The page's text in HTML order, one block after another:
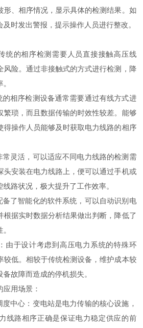
形、相序情况，显示具体的检测结果。如
时发出警报，提示操作人员进行整改。
的相序检测需要人员直接接触高压线
风险。通过非接触式的方式进行检测，降
相序检测设备通常需要通过有线方式进
繁琐，而且数据传输的时效性较差。能够
得操作人员能够及时获取电力线路的相序
灵活，可以适应不同电力线路的检测需
头安装在电力线路上，便可以通过手机或
路状况，极大提升了工作效率。
了智能化的软件系统，可以自动识别电
根据实时数据分析结果做出判断，降低了
于设计考虑到高压电力系统的特殊环
较低。相较于传统检测设备，维护成本较
故障而造成的停机损失。
用场景：
心：变电站是电力传输的核心设施，
线路相序正确是保证电力稳定供应的前